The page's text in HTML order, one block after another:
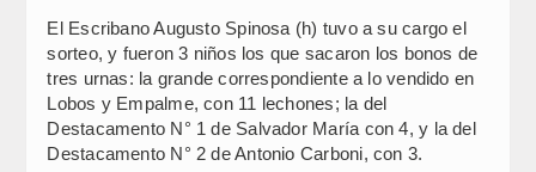
El Escribano Augusto Spinosa (h) tuvo a su cargo el
sorteo, y fueron 3 niños los que sacaron los bonos de
tres urnas: la grande correspondiente a lo vendido en
Lobos y Empalme, con 11 lechones; la del
Destacamento N° 1 de Salvador María con 4, y la del
Destacamento N° 2 de Antonio Carboni, con 3.